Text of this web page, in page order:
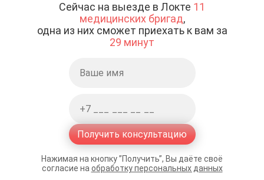
Сейчас на выезде в Локте 11
медицинских бригад,
одна из них сможет приехать к вам за
29 минут
Получить консультацию
Нажимая на кнопку ”Получить”, Вы даёте своё
согласие на обработку персональных данных